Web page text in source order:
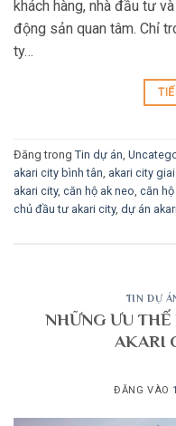
khách hàng, nhà đầu tư
động sản quan tâm. Chỉ
ty…
Đăng trong Tin dự án
akari city bình tân akari city
akari city, căn hộ ak neo căn
chủ đầu tư akari city, dự án
TIN DỰ
NHỮNG ƯU
AKARI
ĐĂNG VÀO